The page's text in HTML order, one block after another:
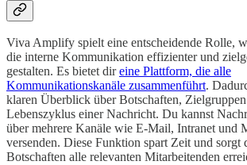
Viva Amplify spielt eine entscheidende Rolle,
die interne Kommunikation effizienter und
gestalten. Es bietet direine Plattform, die alle
Kommunikationskanäle zusammenführt.
klaren Überblick über Botschaften,
Lebenszyklus einer Nachricht. Du kannst
über mehrere Kanäle wie E-Mail, Intranet und
versenden. Diese Funktion spart Zeit und sorgt
Botschaften alle relevanten Mitarbeitenden